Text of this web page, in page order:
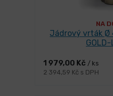
NA
Jádrový vrták Ø
GOLD-
1 979,00 Kč / ks
2 394,59 Kč s DPH